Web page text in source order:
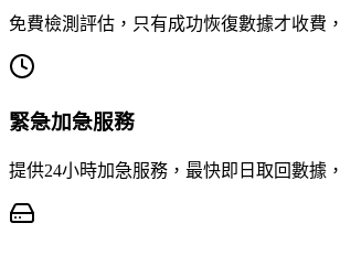
免費檢測評估，只有成功恢復數據才收費
緊急加急服務
提供24小時加急服務，最快即日取回數據